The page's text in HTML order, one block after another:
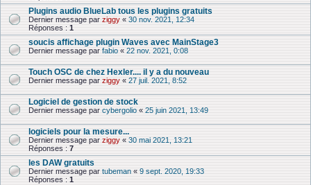
Plugins audio BlueLab tous les plugins gratuits
Dernier message par ziggy « 30 nov. 2021, 12:34
Réponses : 1
soucis affichage plugin Waves avec MainStage3
Dernier message par fabio « 22 nov. 2021, 0:08
Touch OSC de chez Hexler.... il y a du nouveau
Dernier message par ziggy « 27 juil. 2021, 8:52
Logiciel de gestion de stock
Dernier message par cybergolio « 25 juin 2021, 13:49
logiciels pour la mesure...
Dernier message par ziggy « 30 mai 2021, 13:21
Réponses : 7
les DAW gratuits
Dernier message par tubeman « 9 sept. 2020, 19:33
Réponses : 1